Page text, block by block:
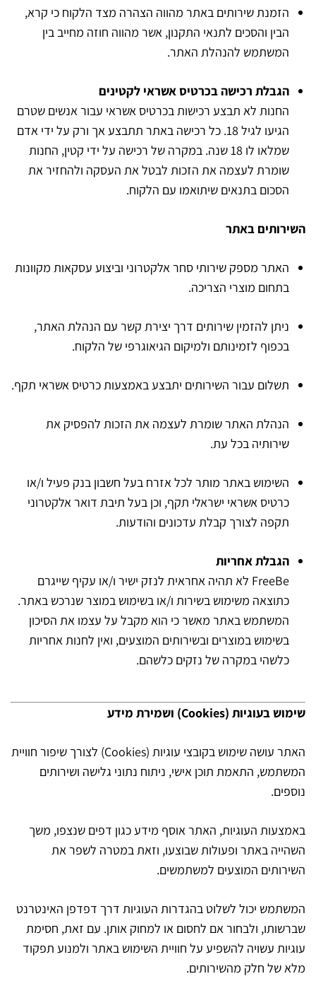
הזמנת שירותים באתר מהווה הצהרה מצד הלקוח כי קרא,
הבין והסכים לתנאי התקנון, אשר מהווה חוזה מחייב בין
המשתמש להנהלת האתר.
הגבלת רכישה בכרטיס אשראי לקטינים
החנות לא תבצע רכישות בכרטיס אשראי עבור אנשים שטרם
הגיעו לגיל 18. כל רכישה באתר תתבצע אך ורק על ידי אדם
שמלאו לו 18 שנה. במקרה של רכישה על ידי קטין, החנות
שומרת לעצמה את הזכות לבטל את העסקה ולהחזיר את
הסכום בתנאים שיתואמו עם הלקוח.
השירותים באתר
האתר מספק שירותי סחר אלקטרוני וביצוע עסקאות מקוונות
בתחום מוצרי הצריכה.
ניתן להזמין שירותים דרך יצירת קשר עם הנהלת האתר,
בכפוף לזמינותם ולמיקום הגיאוגרפי של הלקוח.
תשלום עבור השירותים יתבצע באמצעות כרטיס אשראי תקף.
הנהלת האתר שומרת לעצמה את הזכות להפסיק את
שירותיה בכל עת.
השימוש באתר מותר לכל אזרח בעל חשבון בנק פעיל ו/או
כרטיס אשראי ישראלי תקף, וכן בעל תיבת דואר אלקטרוני
תקפה לצורך קבלת עדכונים והודעות.
הגבלת אחריות
FreeBe לא תהיה אחראית לנזק ישיר ו/או עקיף שייגרם
כתוצאה משימוש בשירות ו/או בשימוש במוצר שנרכש באתר.
המשתמש באתר מאשר כי הוא מקבל על עצמו את הסיכון
בשימוש במוצרים ובשירותים המוצעים, ואין לחנות אחריות
כלשהי במקרה של נזקים כלשהם.
שימוש בעוגיות (Cookies) ושמירת מידע
האתר עושה שימוש בקובצי עוגיות (Cookies) לצורך שיפור חוויית
המשתמש, התאמת תוכן אישי, ניתוח נתוני גלישה ושירותים
נוספים.
באמצעות העוגיות, האתר אוסף מידע כגון דפים שנצפו, משך
השהייה באתר ופעולות שבוצעו, וזאת במטרה לשפר את
השירותים המוצעים למשתמשים.
המשתמש יכול לשלוט בהגדרות העוגיות דרך דפדפן האינטרנט
שברשותו, ולבחור אם לחסום או למחוק אותן. עם זאת, חסימת
עוגיות עשויה להשפיע על חוויית השימוש באתר ולמנוע תפקוד
מלא של חלק מהשירותים.